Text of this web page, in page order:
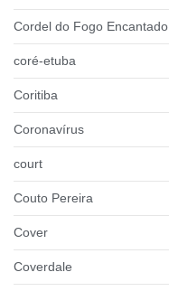
Cordel do Fogo Encantado
coré-etuba
Coritiba
Coronavírus
court
Couto Pereira
Cover
Coverdale